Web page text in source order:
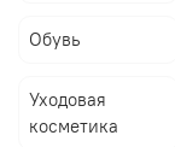
Обувь
Уходовая
косметика